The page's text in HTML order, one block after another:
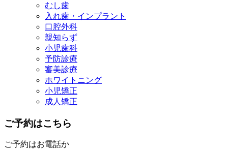
むし歯
入れ歯・インプラント
口腔外科
親知らず
小児歯科
予防診療
審美診療
ホワイトニング
小児矯正
成人矯正
ご予約はこちら
ご予約はお電話か